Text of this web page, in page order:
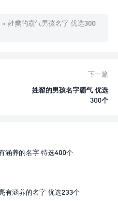
» 姓樊的霸气男孩名字 优选300
下一篇
姓翟的男孩名字霸气 优选
300个
涵养的名字 特选400个
有涵养的名字 优选233个